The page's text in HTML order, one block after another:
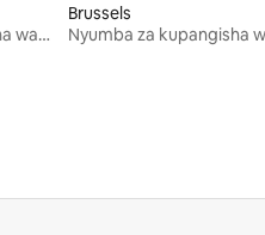
Nyumba za kupangisha wakati wa likizo
Brussels